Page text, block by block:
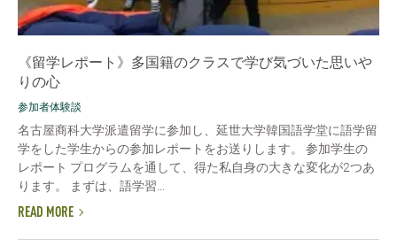
《留学レポート》多国籍のクラスで学び気づいた思いや
りの心
参加者体験談
名古屋商科大学派遣留学に参加し、延世大学韓国語学堂に語学留
学をした学生からの参加レポートをお送りします。 参加学生の
レポート プログラムを通して、得た私自身の大きな変化が2つあ
ります。 まずは、語学習...
READ MORE